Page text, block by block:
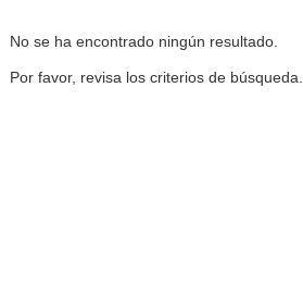
No se ha encontrado ningún resultado.
Por favor, revisa los criterios de búsqueda.